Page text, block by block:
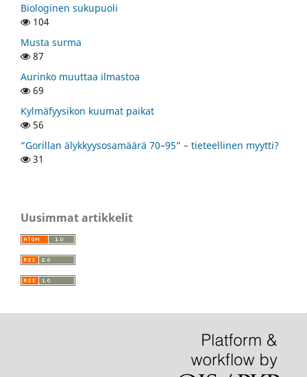
Biologinen sukupuoli
104
Musta surma
87
Aurinko muuttaa ilmastoa
69
Kylmäfyysikon kuumat paikat
56
”Gorillan älykkyysosamäärä 70–95” – tieteellinen myytti?
31
Uusimmat artikkelit